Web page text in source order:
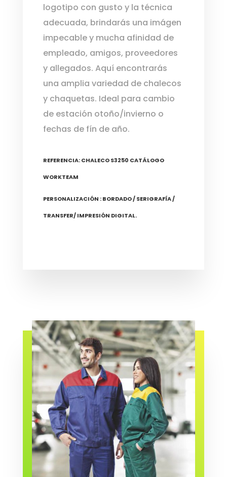
logotipo con gusto y la técnica
adecuada, brindarás una imágen
impecable y mucha afinidad de
empleado, amigos, proveedores
y allegados. Aquí encontrarás
una amplia variedad de chalecos
y chaquetas. Ideal para cambio
de estación otoño/invierno o
fechas de fín de año.
REFERENCIA: CHALECO S3250 CATÁLOGO
WORKTEAM
PERSONALIZACIÓN : BORDADO / SERIGRAFÍA /
TRANSFER/ IMPRESIÓN DIGITAL.